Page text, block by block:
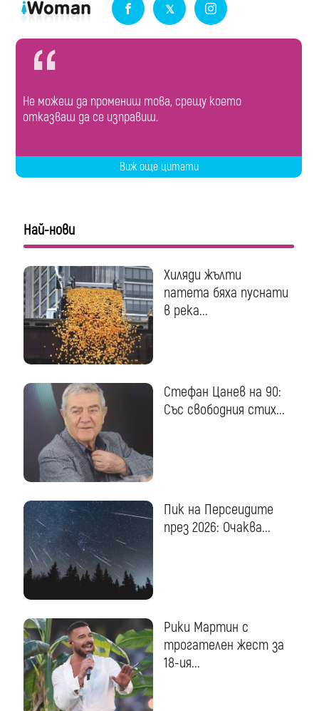
Не можеш да промениш това, срещу което
отказваш да се изправиш.
Виж още цитати
Най-нови
Хиляди жълти
патета бяха пуснати
в река...
Стефан Цанев на 90:
Със свободния стих...
Пик на Персеидите
през 2026: Очаква...
Рики Мартин с
трогателен жест за
18-ия...